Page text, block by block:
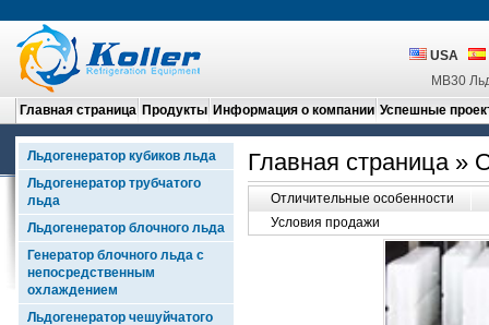
USA
MB30
Главная страница Продукты Информация о компании Успешные
Льдогенератор кубиков льда
Льдогенератор трубчатого
льда
Льдогенератор блочного льда
Генератор блочного льда с
непосредственным
охлаждением
Льдогенератор чешуйчатого
Главная страница»
Отличительные особенности
Условия продажи